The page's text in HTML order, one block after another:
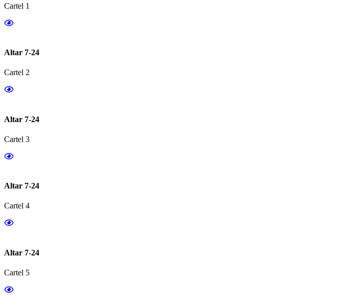
Cartel 1
Altar 7-24
Cartel 2
Altar 7-24
Cartel 3
Altar 7-24
Cartel 4
Altar 7-24
Cartel 5